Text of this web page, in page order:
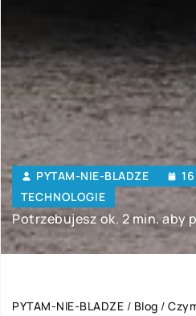
PYTAM-NIE-BLADZE
TECHNOLOGIE
Potrzebujesz ok. 2 min. aby
PYTAM-NIE-BLADZE / Blog /